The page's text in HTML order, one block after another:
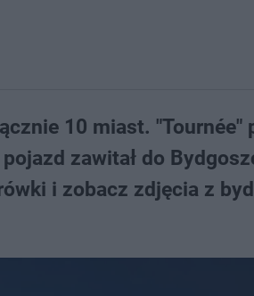
10 miast. "Tournée"
zawitał do
i zobacz zdjęcia z